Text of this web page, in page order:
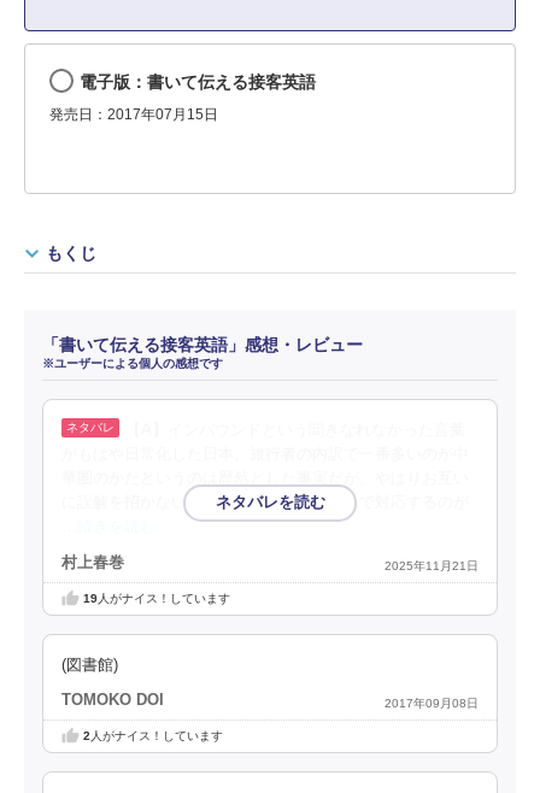
電子版：書いて伝える接客英語
発売日：2017年07月15日
もくじ
「書いて伝える接客英語」感想・レビュー
※ユーザーによる個人の感想です
に誤解を招かないようにするのには、英語で対応するのが
村上春巻 2025年11月21日
19人がナイス！しています
(図書館)
TOMOKO DOI 2017年09月08日
2 人がナイス！しています